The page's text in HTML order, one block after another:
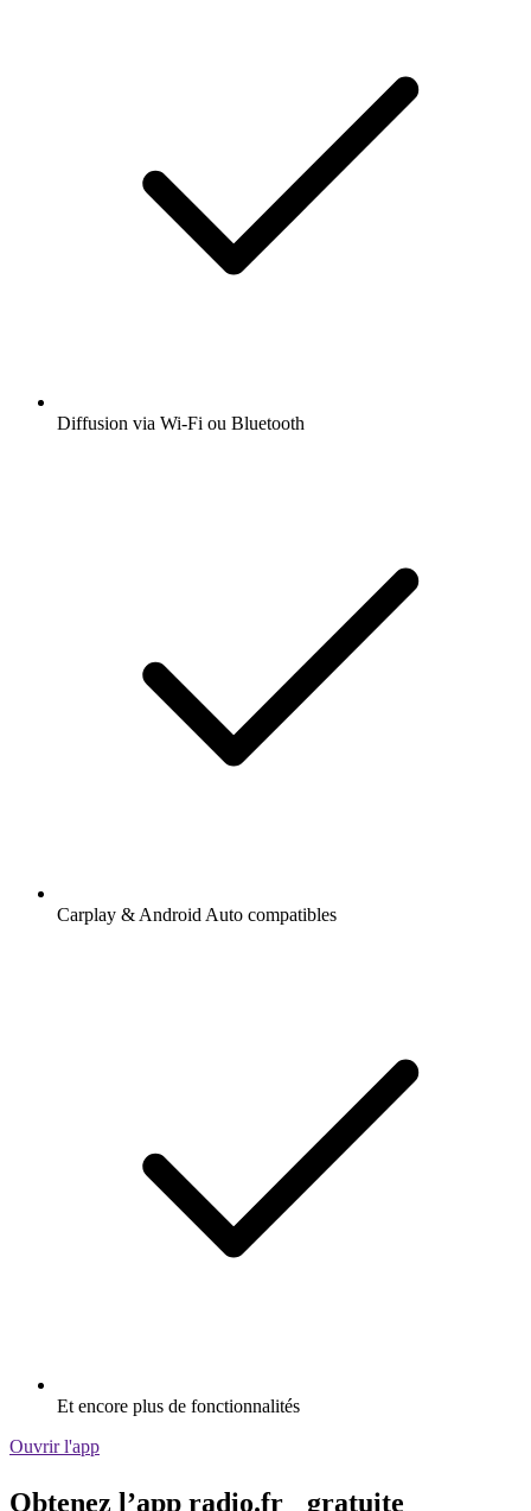
Diffusion via Wi-Fi ou Bluetooth
Carplay & Android Auto compatibles
Et encore plus de fonctionnalités
Ouvrir l'app
Obtenez l’app radio.fr gratuite